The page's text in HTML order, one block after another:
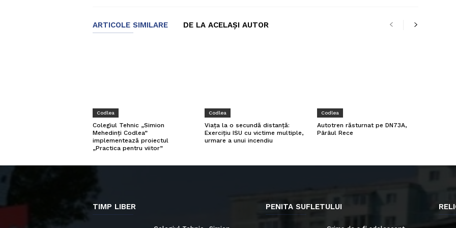
ARTICOLE SIMILARE DE LA ACELAȘI AUTOR
Codlea
Colegiul Tehnic „Simion
Mehedinți Codlea”
implementează proiectul
„Practica pentru viitor”
Codlea
Viața la o secundă distanță:
Exercițiu ISU cu victime multiple,
urmare a unui incendiu
Codlea
Autotren răsturnat pe DN73A,
Pârâul Rece
TIMP LIBER PENITA SUFLETULUI